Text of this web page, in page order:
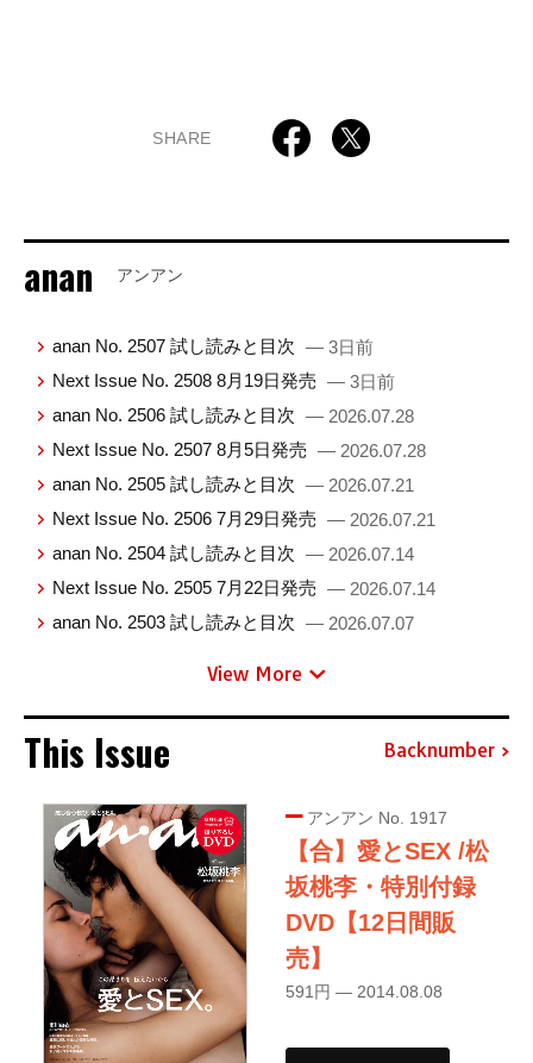
SHARE
anan アンアン
anan No. 2507 試し読みと目次 — 3日前
Next Issue No. 2508 8月19日発売 — 3日前
anan No. 2506 試し読みと目次 — 2026.07.28
Next Issue No. 2507 8月5日発売 — 2026.07.28
anan No. 2505 試し読みと目次 — 2026.07.21
Next Issue No. 2506 7月29日発売 — 2026.07.21
anan No. 2504 試し読みと目次 — 2026.07.14
Next Issue No. 2505 7月22日発売 — 2026.07.14
anan No. 2503 試し読みと目次 — 2026.07.07
View More
This Issue Backnumber
アンアン No. 1917
【合】愛とSEX /松
坂桃李・特別付録
DVD【12日間販
売】
591円 — 2014.08.08